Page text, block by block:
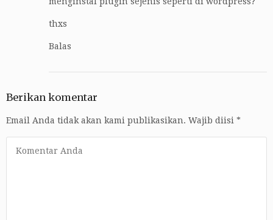
thxs
Balas
Berikan komentar
Email Anda tidak akan kami publikasikan. Wajib diisi *